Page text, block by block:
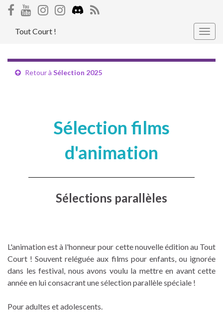
Tout Court !
Retour à Sélection 2025
Sélection films
d'animation
Sélections parallèles
L'animation est à l'honneur pour cette nouvelle édition au Tout
Court ! Souvent reléguée aux films pour enfants, ou ignorée
dans les festival, nous avons voulu la mettre en avant cette
année en lui consacrant une sélection parallèle spéciale !
Pour adultes et adolescents.